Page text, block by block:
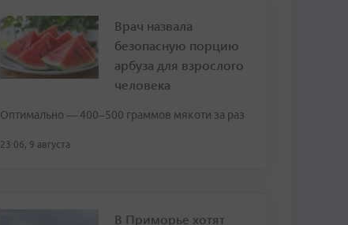
Врач назвала
безопасную порцию
арбуза для взрослого
человека
Оптимально — 400–500 граммов мякоти за раз
23:06, 9 августа
В Приморье хотят